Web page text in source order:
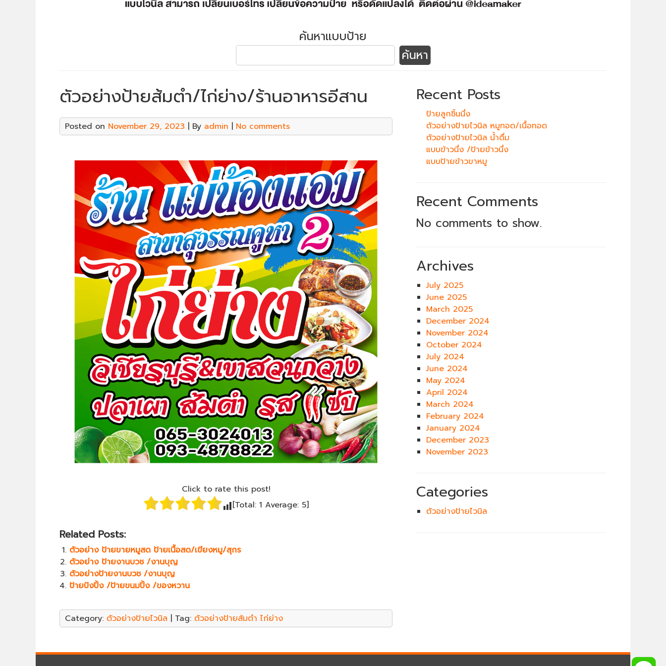
ค้นหาแบบป้าย
ตัวอย่างป้ายส้มตำ/ไก่ย่าง/ร้านอาหารอีสาน
Posted on November 29, 2023 | By admin | No comments
Click to rate this post!
[Total: 1 Average: 5]
Related Posts:
ตัวอย่าง ป้ายขายหมูสด ป้ายเนื้อสด/เขียงหมู/สุกร
ตัวอย่าง ป้ายงานบวช /งานบุญ
ตัวอย่างป้ายงานบวช /งานบุญ
ป้ายปังปิ้ง /ป้ายขนมปิ้ง /ของหวาน
Category: ตัวอย่างป้ายไวนิล | Tag: ตัวอย่างป้ายส้มตำ ไก่ย่าง
Recent Posts
ป้ายลูกชิ้นนึ่ง
ตัวอย่างป้ายไวนิล หมูทอด/เนื้อทอด
ตัวอย่างป้ายไวนิล น้ำดื่ม
แบบข้าวนึ่ง /ป้ายข้าวนึ่ง
แบบป้ายข้าวขาหมู
Recent Comments
No comments to show.
Archives
July 2025
June 2025
March 2025
December 2024
November 2024
October 2024
July 2024
June 2024
May 2024
April 2024
March 2024
February 2024
January 2024
December 2023
November 2023
Categories
ตัวอย่างป้ายไวนิล